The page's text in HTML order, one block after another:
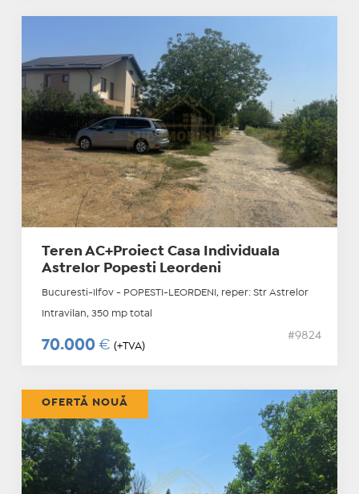
Teren AC+Proiect Casa Individuala
Astrelor Popesti Leordeni
Bucuresti-Ilfov - POPESTI-LEORDENI, reper: Str Astrelor
Intravilan, 350 mp total
70.000 € (+TVA)
#9824
OFERTĂ NOUĂ